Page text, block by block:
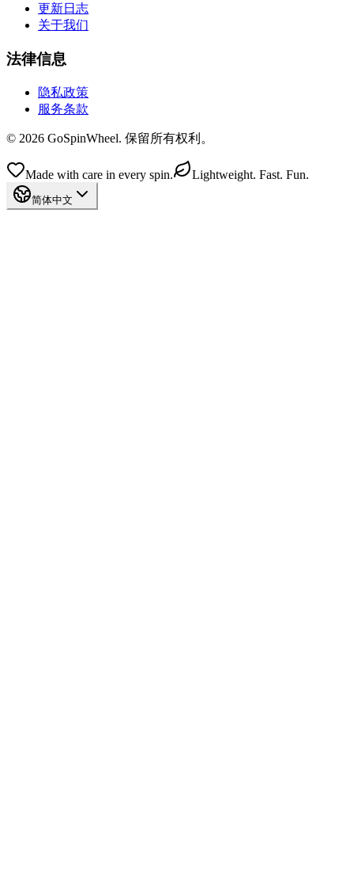
更新日志
关于我们
法律信息
隐私政策
服务条款
© 2026 GoSpinWheel. 保留所有权利。
Made with care in every spin. Lightweight. Fast. Fun.
简体中文